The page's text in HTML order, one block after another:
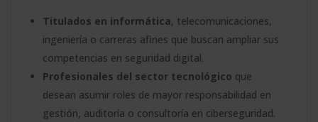
Titulados en informática, telecomunicaciones,
ingeniería o carreras afines que buscan ampliar sus
competencias en seguridad digital.
Profesionales del sector tecnológico que
desean asumir roles de mayor responsabilidad en
gestión, auditoría o consultoría en ciberseguridad.